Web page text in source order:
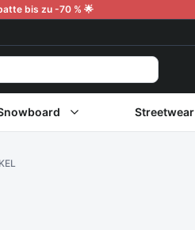
bis zu -70 % 🌟
Streetwear